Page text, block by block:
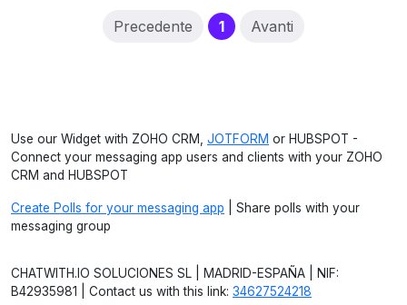
Precedente 1(current)
Avanti
Use our Widget with ZOHO CRM, JOTFORM or HUBSPOT -
Connect your messaging app users and clients with your ZOHO
CRM and HUBSPOT
Create Polls for your messaging app | Share polls with your
messaging group
CHATWITH.IO SOLUCIONES SL | MADRID-ESPAÑA | NIF:
B42935981 | Contact us with this link: 34627524218